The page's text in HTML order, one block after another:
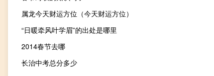
属龙今天财运方位（今天财运方位）
“日暖牵风叶学眉”的出处是哪里
2014春节去哪
长治中考总分多少